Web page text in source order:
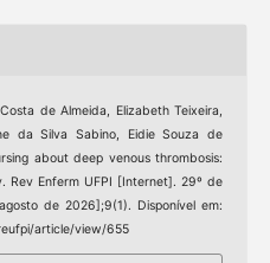
de Almeida, Elizabeth Teixeira,
da Silva Sabino, Eidie Souza de
about deep venous thrombosis:
Rev Enferm UFPI [Internet]. 29º de
de 2026];9(1). Disponível em:
article/view/655